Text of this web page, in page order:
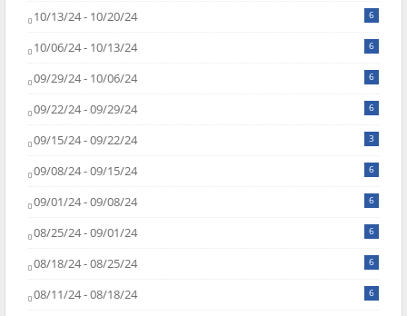
10/13/24 - 10/20/24 6
10/06/24 - 10/13/24 6
09/29/24 - 10/06/24 6
09/22/24 - 09/29/24 6
09/15/24 - 09/22/24 3
09/08/24 - 09/15/24 6
09/01/24 - 09/08/24 6
08/25/24 - 09/01/24 6
08/18/24 - 08/25/24 6
08/11/24 - 08/18/24 6